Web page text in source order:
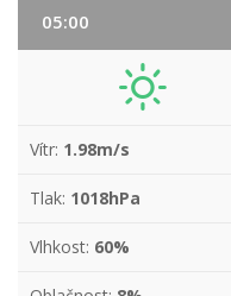
05:00
Vítr: 1.98m/s
Tlak: 1018hPa
Vlhkost: 60%